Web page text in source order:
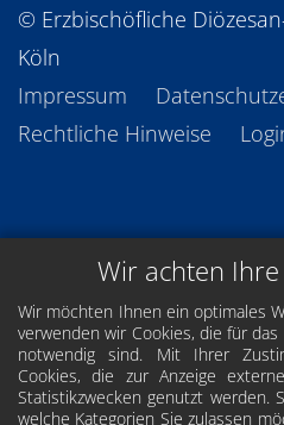
Wir achten
Wir möchten Ihnen ein optimales
verwenden wir Cookies, die für
notwendig sind. Mit Ihrer
Cookies, die zur Anzeige
Statistikzwecken genutzt werden.
welche Kategorien Sie zulassen
© Erzbischöfliche
Köln
Impressum
Rechtliche Hinweise